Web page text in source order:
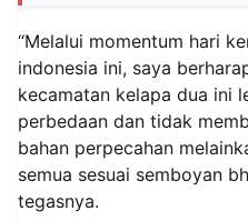
“Melalui momentum hari
indonesia ini, saya
kecamatan kelapa dua ini
perbedaan dan tidak
bahan perpecahan
semua sesuai semboyan
tegasnya.